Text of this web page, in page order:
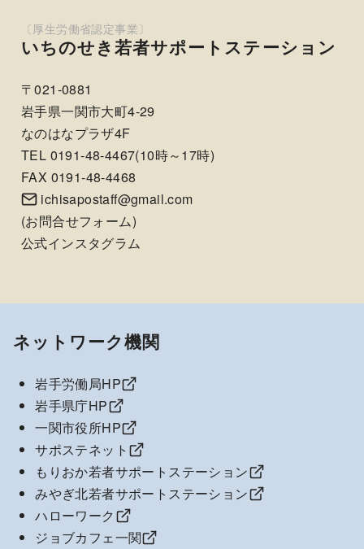
いちのせき若者サポートステーション
〒021-0881
岩手県一関市大町4-29
なのはなプラザ4F
TEL 0191-48-4467(10時～17時)
FAX 0191-48-4468
ichisapostaff@gmail.com
(お問合せフォーム)
公式インスタグラム
ネットワーク機関
岩手労働局HP
岩手県庁HP
一関市役所HP
サポステネット
もりおか若者サポートステーション
みやぎ北若者サポートステーション
ハローワーク
ジョブカフェ一関